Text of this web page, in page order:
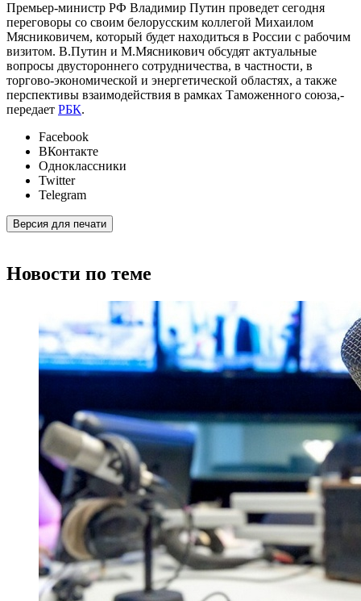
Премьер-министр РФ Владимир Путин проведет сегодня
переговоры со своим белорусским коллегой Михаилом
Мясниковичем, который будет находиться в России с рабочим
визитом. В.Путин и М.Мясникович обсудят актуальные
вопросы двустороннего сотрудничества, в частности, в
торгово-экономической и энергетической областях, а также
перспективы взаимодействия в рамках Таможенного союза,-
передает РБК.
Facebook
ВКонтакте
Одноклассники
Twitter
Telegram
Версия для печати
Новости по теме